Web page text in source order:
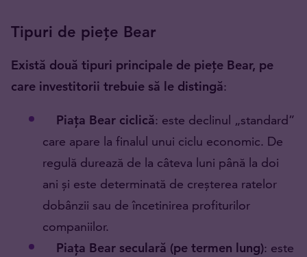
Tipuri de piețe Bear
Există două tipuri principale de piețe Bear, pe
care investitorii trebuie să le distingă:
Piața Bear ciclică: este declinul „standard”
care apare la finalul unui ciclu economic. De
regulă durează de la câteva luni până la doi
ani și este determinată de creșterea ratelor
dobânzii sau de încetinirea profiturilor
companiilor.
Piața Bear seculară (pe termen lung): este